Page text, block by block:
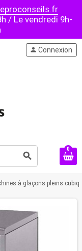
/ Le vendredi 9h-
search
person Connexion
0
à glaçons pleins